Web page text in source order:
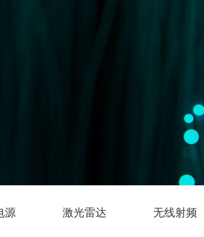
源 激光雷达 无线射频